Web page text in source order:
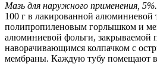
Мазь для наружного применения, 5%.
100 г в лакированной алюминиевой
полипропиленовым горлышком и
алюминиевой фольги, закрываемой
наворачивающимся колпачком с
мембраны. Каждую тубу помещают в